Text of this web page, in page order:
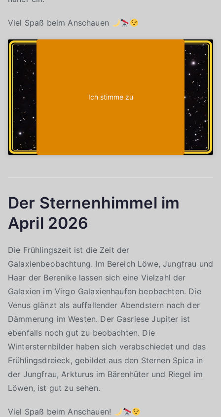
Viel Spaß beim Anschauen
Ich stimme zu
Der Sternenhimmel im
April 2026
Die Frühlingszeit ist die Zeit der
Galaxienbeobachtung. Im Bereich Löwe, Jungfrau und
Haar der Berenike lassen sich eine Vielzahl der
Galaxien im Virgo Galaxienhaufen beobachten. Die
Venus glänzt als auffallender Abendstern nach der
Dämmerung im Westen. Der Gasriese Jupiter ist
ebenfalls noch gut zu beobachten. Die
Wintersternbilder haben sich verabschiedet und das
Frühlingsdreieck, gebildet aus den Sternen Spica in
der Jungfrau, Arkturus im Bärenhüter und Riegel im
Löwen, ist gut zu sehen.
Viel Spaß beim Anschauen!